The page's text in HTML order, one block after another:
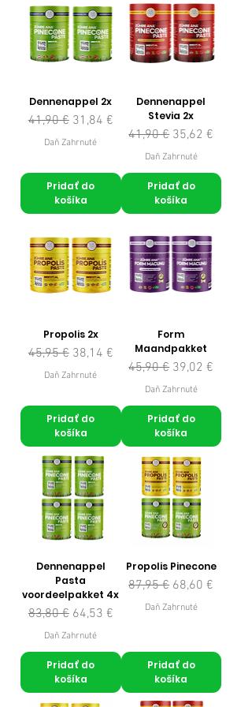
Dennenappel 2x
Normálna cena
41,90 € Zľavnená cena
31,84 €
Daň Zahrnuté
Pridať do
košíka
Dennenappel
Stevia 2x
Normálna cena
41,90 € Zľavnená cena
35,62 €
Daň Zahrnuté
Pridať do
košíka
Propolis 2x
Normálna cena
45,95 € Zľavnená cena
38,14 €
Daň Zahrnuté
Pridať do
košíka
Form
Maandpakket
Normálna cena
45,90 € Zľavnená cena
39,02 €
Daň Zahrnuté
Pridať do
košíka
Dennenappel
Pasta
voordeelpakket 4x
Normálna cena
83,80 € Zľavnená cena
64,53 €
Daň Zahrnuté
Pridať do
košíka
Propolis Pinecone
Normálna cena
87,95 € Zľavnená cena
68,60 €
Daň Zahrnuté
Pridať do
košíka